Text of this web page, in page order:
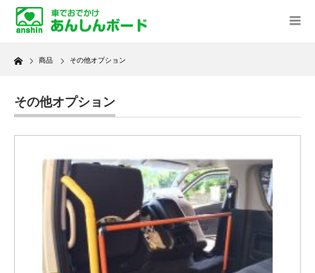
Home 商品 その他オプション
その他オプション